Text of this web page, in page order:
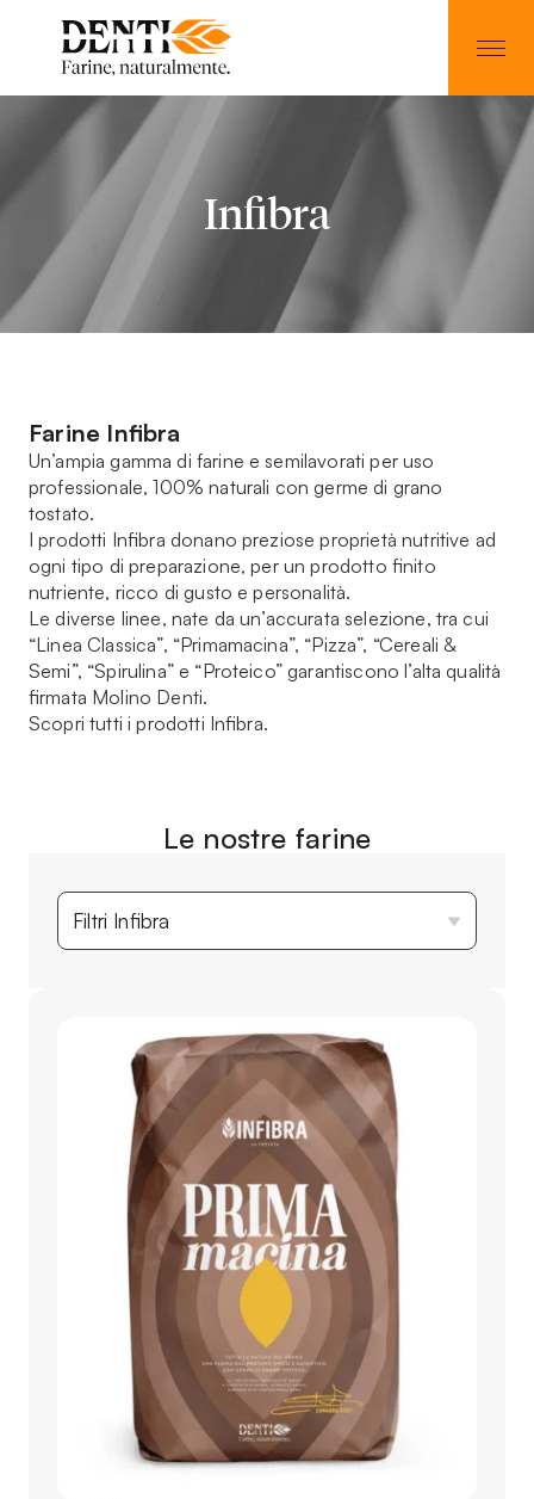
Infibra
Farine Infibra
Un’ampia gamma di farine e semilavorati per uso
professionale, 100% naturali con germe di grano
tostato.
I prodotti Infibra donano preziose proprietà nutritive ad
ogni tipo di preparazione, per un prodotto finito
nutriente, ricco di gusto e personalità.
Le diverse linee, nate da un’accurata selezione, tra cui
“Linea Classica”, “Primamacina”, “Pizza”, “Cereali &
Semi”, “Spirulina” e “Proteico” garantiscono l’alta qualità
firmata Molino Denti.
Scopri tutti i prodotti Infibra.
Le nostre farine
Filtri Infibra